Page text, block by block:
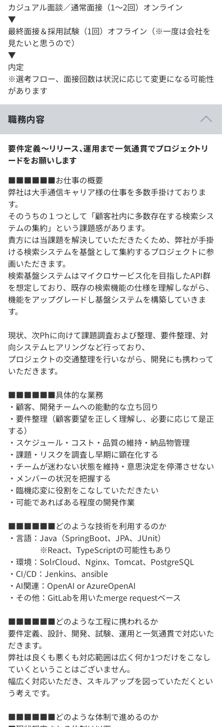
カジュアル面談／通常面接（1～2回）オンライン
▼
最終面接＆採用試験（1回）オフライン（※一度は会社を
見たいと思うので）
▼
内定
※選考フロー、面接回数は状況に応じて変更になる可能性
があります
職務内容
要件定義～リリース、運用まで一気通貫でプロジェクトリ
ードをお願いします
■■■■■■お仕事の概要
弊社は大手通信キャリア様の仕事を多数手掛けておりま
す。
そのうちの１つとして「顧客社内に多数存在する検索シス
テムの集約」という課題感があります。
貴方には当課題を解決していただきたくため、弊社が手掛
ける検索システムを基盤として集約するプロジェクトに参
画いただきます。
検索基盤システムはマイクロサービス化を目指したAPI群
を想定しており、既存の検索機能の仕様を理解しながら、
機能をアップグレードし基盤システムを構築していきま
す。
現状、次Phに向けて課題調査および整理、要件整理、対
向システムヒアリングなど行っており、
プロジェクトの交通整理を行いながら、開発にも携わって
いただきます。
■■■■■■具体的な業務
・顧客、開発チームへの能動的な立ち回り
・要件整理（顧客要望を正しく理解し、必要に応じて是正
する）
・スケジュール・コスト・品質の維持・納品物管理
・課題・リスクを調査し早期に顕在化する
・チームが迷わない状態を維持・意思決定を停滞させない
・メンバーの状況を把握する
・臨機応変に役割をこなしていただきたい
・可能であればある程度の開発作業
■■■■■■どのような技術を利用するのか
・言語：Java（SpringBoot、JPA、JUnit）
※React、TypeScriptの可能性もあり
・環境：SolrCloud、Nginx、Tomcat、PostgreSQL
・CI/CD：Jenkins、ansible
・AI関連：OpenAI or AzureOpenAI
・その他：GitLabを用いたmerge requestベース
■■■■■■どのような工程に携われるか
要件定義、設計、開発、試験、運用と一気通貫で対応いた
だきます。
弊社は良くも悪くも対応範囲は広く何か1つだけをこなし
ていくということはございません。
幅広く対応いただき、スキルアップを図っていただくとい
う考えです。
■■■■■■どのような体制で進めるのか